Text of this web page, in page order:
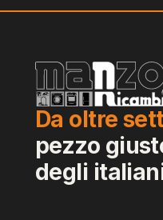
Da oltre
pezzo
degli